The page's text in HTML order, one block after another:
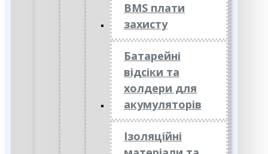
BMS плати
захисту
Батарейні
відсіки та
холдери для
акумуляторів
Ізоляційні